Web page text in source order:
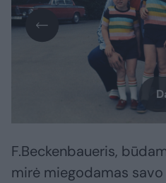
F.Beckenbaueris,
mirė miegodamas